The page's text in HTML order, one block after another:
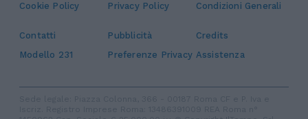
Cookie Policy Privacy Policy Condizioni Generali
Contatti Pubblicità
Credits
Modello 231
Preferenze Privacy Assistenza